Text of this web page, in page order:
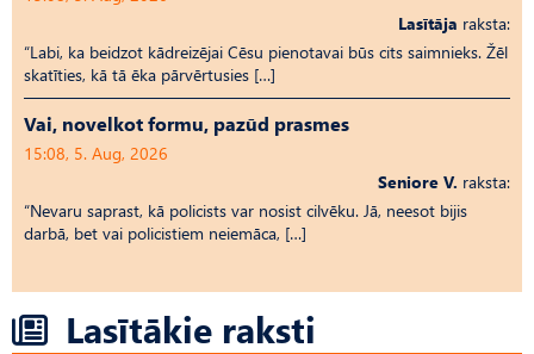
Lasītāja raksta:
“Labi, ka beidzot kādreizējai Cēsu pienotavai būs cits saimnieks. Žēl
skatīties, kā tā ēka pārvērtusies […]
Vai, novelkot formu, pazūd prasmes
15:08, 5. Aug, 2026
Seniore V. raksta:
“Nevaru saprast, kā policists var nosist cilvēku. Jā, neesot bijis
darbā, bet vai policistiem neiemāca, […]
Lasītākie raksti